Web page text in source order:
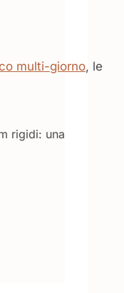
multi-giorno, le
rigidi: una